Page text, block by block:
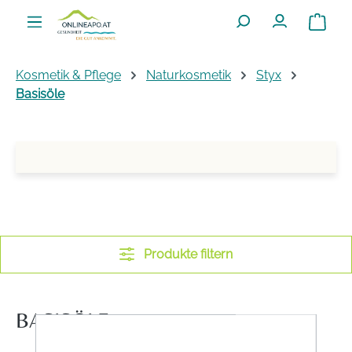
Zum Hauptinhalt springen
Kosmetik & Pflege Naturkosmetik
Styx
Basisöle
Produkte filtern
BASISÖLE